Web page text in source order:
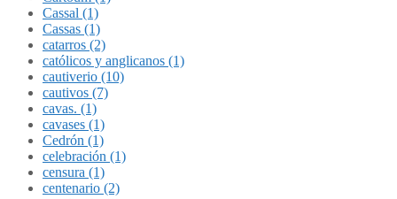
Cassal (1)
Cassas (1)
catarros (2)
católicos y anglicanos (1)
cautiverio (10)
cautivos (7)
cavas. (1)
cavases (1)
Cedrón (1)
celebración (1)
censura (1)
centenario (2)